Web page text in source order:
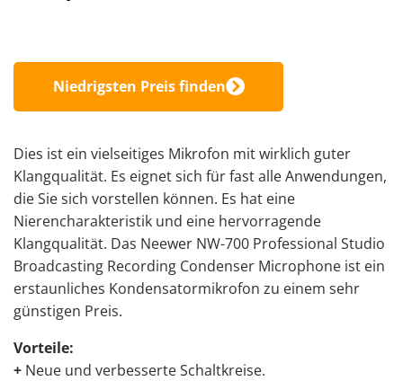
Niedrigsten Preis finden
Dies ist ein vielseitiges Mikrofon mit wirklich guter
Klangqualität. Es eignet sich für fast alle Anwendungen,
die Sie sich vorstellen können. Es hat eine
Nierencharakteristik und eine hervorragende
Klangqualität. Das Neewer NW-700 Professional Studio
Broadcasting Recording Condenser Microphone ist ein
erstaunliches Kondensatormikrofon zu einem sehr
günstigen Preis.
Vorteile:
+ Neue und verbesserte Schaltkreise.